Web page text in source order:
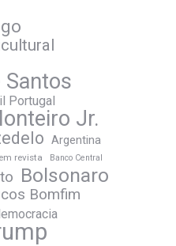
Santos
Portugal
Jr.
Argentina
revista Banco Central
Bolsonaro
Bomfim